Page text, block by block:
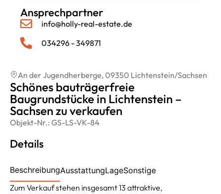
Ansprechpartner
info@holly-real-estate.de
034296 - 349871
An der Jugendherberge, 09350 Lichtenstein/Sachsen
Schönes bauträgerfreie
Baugrundstücke in Lichtenstein –
Sachsen zu verkaufen
Objekt-Nr.: GS-LS-VK-84
Details
BeschreibungAusstattungLageSonstige
Zum Verkauf stehen insgesamt 13 attraktive,